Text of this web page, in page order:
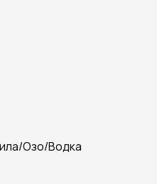
Озо/Водка